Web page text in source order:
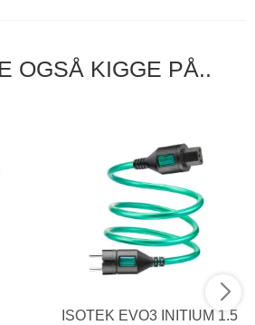
OGSÅ KIGGE PÅ..
ISOTEK EVO3 INITIUM 1.5